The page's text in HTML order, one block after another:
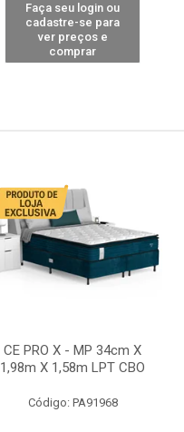
Faça seu login ou
cadastre-se para
ver preços e
comprar
CE PRO X - MP 34cm X
1,98m X 1,58m LPT CBO
Código: PA91968